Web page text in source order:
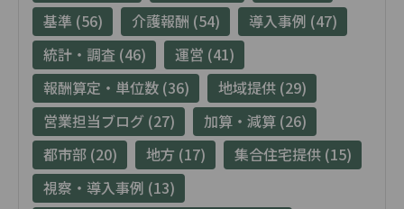
基準 (56)
介護報酬 (54)
導入事例 (47)
統計・調査 (46)
運営 (41)
報酬算定・単位数 (36)
地域提供 (29)
営業担当ブログ (27)
加算・減算 (26)
都市部 (20)
地方 (17)
集合住宅提供 (15)
視察・導入事例 (13)